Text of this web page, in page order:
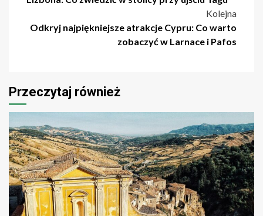
Kolejna
Odkryj najpiękniejsze atrakcje Cypru: Co warto
zobaczyć w Larnace i Pafos
Przeczytaj również